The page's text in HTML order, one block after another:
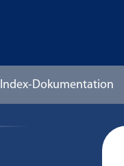
Index-Dokumentation